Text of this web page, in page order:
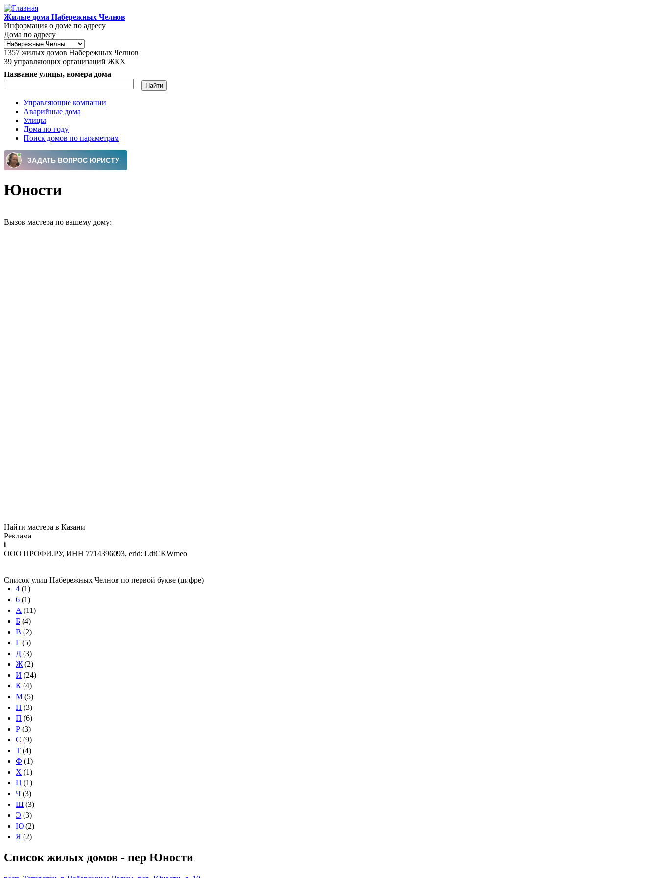
Перейти к основному содержанию
Жилые дома Набережных Челнов
Информация о доме по адресу
Дома по адресу
1357 жилых домов Набережных Челнов
39 управляющих организаций ЖКХ
Название улицы, номера дома
Главное меню
Управляющие компании
Аварийные дома
Улицы
Дома по году
Поиск домов по параметрам
Юности
Вызов мастера по вашему дому:
Найти мастера в Казани
Реклама
i
ООО ПРОФИ.РУ, ИНН 7714396093, erid: LdtCKWmeo
Список улиц Набережных Челнов по первой букве (цифре)
4 (1)
6 (1)
А (11)
Б (4)
В (2)
Г (5)
Д (3)
Ж (2)
И (24)
К (4)
М (5)
Н (3)
П (6)
Р (3)
С (9)
Т (4)
Ф (1)
Х (1)
Ц (1)
Ч (3)
Ш (3)
Э (3)
Ю (2)
Я (2)
Список жилых домов - пер Юности